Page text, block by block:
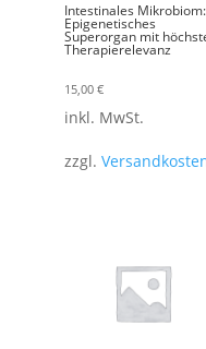
Intestinales Mikrobiom:
Epigenetisches
Superorgan mit
Therapierelevanz
15,00 €
inkl. MwSt.
zzgl.